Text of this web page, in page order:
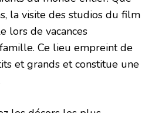
la visite des studios du film
lors de vacances
Ce lieu empreint de
et grands et constitue une